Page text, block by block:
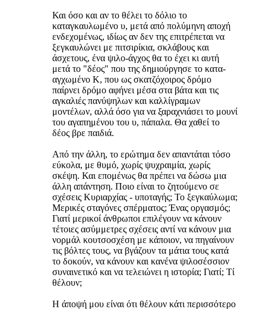
Και όσο και αν το θέλει το δόλιο το
καταγκαυλωμένο υ, μετά από πολύμηνη αποχή
ενδεχομένως, ιδίως αν δεν της επιτρέπεται να
ξεγκαυλώνει με πιτσιρίκια, σκλάβους και
άσχετους, ένα ψιλο-άγχος θα το έχει κι αυτή
μετά το "δέος" που της δημιούργησε το κατα-
αγχωμένο Κ, που ως σκατζόχοιρος δρόμο
παίρνει δρόμο αφήνει μέσα στα βάτα και τις
αγκαλιές πανύψηλων και καλλίγραμων
μοντέλων, αλλά όσο για να ξαραχνιάσει το μουνί
του αγαπημένου του υ, πάπαλα. Θα χαθεί το
δέος βρε παιδιά.
Από την άλλη, το ερώτημα δεν απαντάται τόσο
εύκολα, με θυμό, χωρίς ψυχραιμία, χωρίς
σκέψη. Και επομένως θα πρέπει να δώσω μια
άλλη απάντηση. Ποιο είναι το ζητούμενο σε
σχέσεις Κυριαρχίας - υποταγής; Το ξεγκαύλωμα;
Μερικές σταγόνες σπέρματος; Ένας οργασμός;
Γιατί μερικοί άνθρωποι επιλέγουν να κάνουν
τέτοιες ασύμμετρες σχέσεις αντί να κάνουν μια
νορμάλ κουτσοσχέση με κάποιον, να πηγαίνουν
τις βόλτες τους, να βγάζουν τα μάτια τους κατά
το δοκούν, να κάνουν και κανένα ψιλοσέσσιον
συναινετικό και να τελειώνει η ιστορία; Γιατί; Τί
θέλουν;
Η άποψή μου είναι ότι θέλουν κάτι περισσότερο